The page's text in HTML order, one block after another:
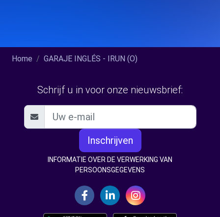
Home GARAJE INGLÉS - IRUN (O)
Schrijf u in voor onze nieuwsbrief:
Inschrijven
INFORMATIE OVER DE VERWERKING VAN
PERSOONSGEGEVENS